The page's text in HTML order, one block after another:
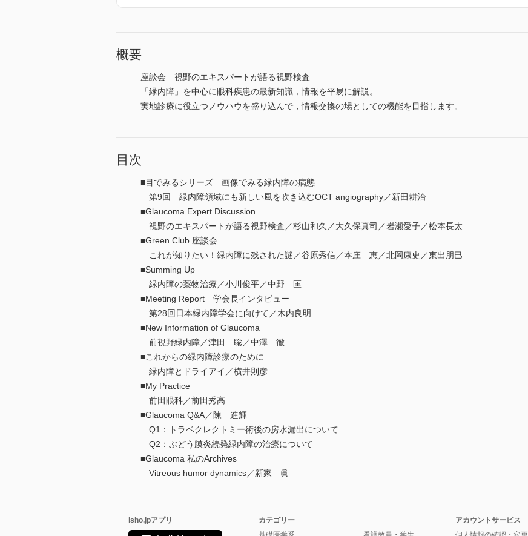
概要
座談会 視野のエキスパートが語る視野検査
「緑内障」を中心に眼科疾患の最新知識，情報を平易に解説。
実地診療に役立つノウハウを盛り込んで，情報交換の場としての機能を目指します。
目次
■目でみるシリーズ 画像でみる緑内障の病態
第9回 緑内障領域にも新しい風を吹き込むOCT angiography／新田耕治
■Glaucoma Expert Discussion
視野のエキスパートが語る視野検査／杉山和久／大久保真司／岩瀬愛子／松本長太
■Green Club 座談会
これが知りたい！緑内障に残された謎／谷原秀信／本庄 恵／北岡康史／東出朋巳
■Summing Up
緑内障の薬物治療／小川俊平／中野 匡
■Meeting Report 学会長インタビュー
第28回日本緑内障学会に向けて／木内良明
■New Information of Glaucoma
前視野緑内障／津田 聡／中澤 徹
■これからの緑内障診療のために
緑内障とドライアイ／横井則彦
■My Practice
前田眼科／前田秀高
■Glaucoma Q&A／陳 進輝
Q1：トラベクレクトミー術後の房水漏出について
Q2：ぶどう膜炎続発緑内障の治療について
■Glaucoma 私のArchives
Vitreous humor dynamics／新家 眞
isho.jpアプリ
カテゴリー
アカウントサービス